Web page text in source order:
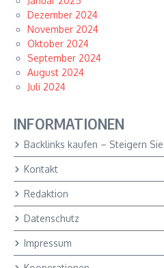
Dezember 2024
November 2024
Oktober 2024
September 2024
August 2024
Juli 2024
INFORMATIONEN
Backlinks kaufen – Steigern
Kontakt
Redaktion
Datenschutz
Impressum